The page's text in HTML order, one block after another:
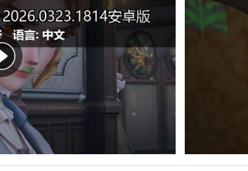
安卓版